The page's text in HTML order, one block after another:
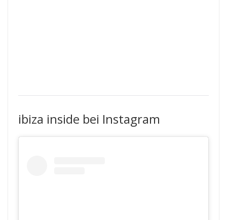
ibiza inside bei Instagram